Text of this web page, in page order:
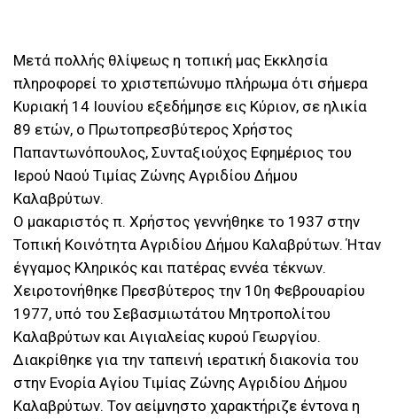
Μετά πολλής θλίψεως η τοπική μας Εκκλησία
πληροφορεί το χριστεπώνυμο πλήρωμα ότι σήμερα
Κυριακή 14 Ιουνίου εξεδήμησε εις Κύριον, σε ηλικία
89 ετών, ο Πρωτοπρεσβύτερος Χρήστος
Παπαντωνόπουλος, Συνταξιούχος Εφημέριος του
Ιερού Ναού Τιμίας Ζώνης Αγριδίου Δήμου
Καλαβρύτων.
Ο μακαριστός π. Χρήστος γεννήθηκε το 1937 στην
Τοπική Κοινότητα Αγριδίου Δήμου Καλαβρύτων. Ήταν
έγγαμος Κληρικός και πατέρας εννέα τέκνων.
Χειροτονήθηκε Πρεσβύτερος την 10η Φεβρουαρίου
1977, υπό του Σεβασμιωτάτου Μητροπολίτου
Καλαβρύτων και Αιγιαλείας κυρού Γεωργίου.
Διακρίθηκε για την ταπεινή ιερατική διακονία του
στην Ενορία Αγίου Τιμίας Ζώνης Αγριδίου Δήμου
Καλαβρύτων. Τον αείμνηστο χαρακτήριζε έντονα η